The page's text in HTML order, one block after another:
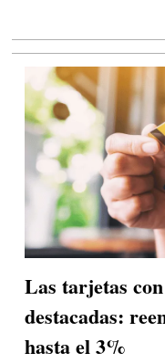
Las tarjetas
destacadas:
hasta el 3%